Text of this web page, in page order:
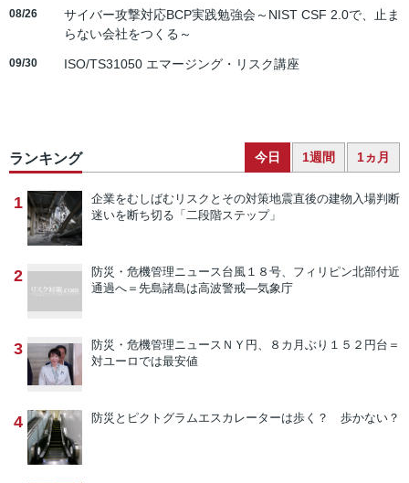
08/26
サイバー攻撃対応BCP実践勉強会～NIST CSF 2.0で、止ま
らない会社をつくる～
09/30 ISO/TS31050 エマージング・リスク講座
ランキング 今日 1週間 1ヵ月
1 企業をむしばむリスクとその対策地震直後の建物入場判断
迷いを断ち切る「二段階ステップ」
2 防災・危機管理ニュース台風１８号、フィリピン北部付近
通過へ＝先島諸島は高波警戒―気象庁
3 防災・危機管理ニュース ＮＹ円、８カ月ぶり１５２円台＝
対ユーロでは最安値
4 防災とピクトグラムエスカレーターは歩く？ 歩かない？